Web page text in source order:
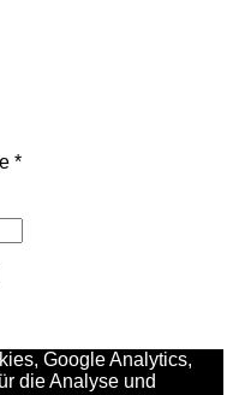
*Erforderlich
Google Analytics,
die Analyse und